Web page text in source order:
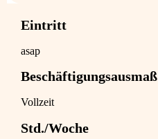
Eintritt
asap
Beschäftigungsausmaß
Vollzeit
Std./Woche